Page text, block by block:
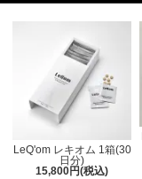
LeQ'om レキオム 1箱(30
日分)
15,800円(税込)